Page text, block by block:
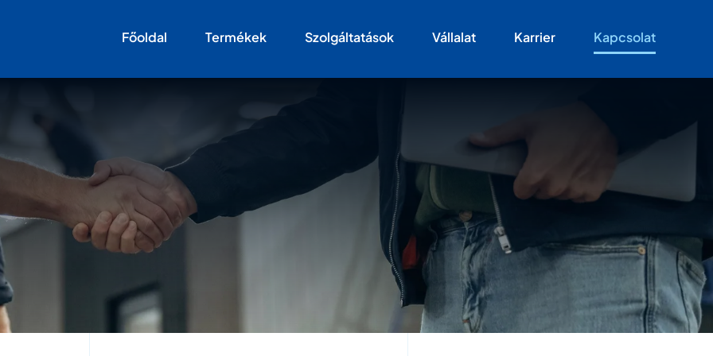
Főoldal Termékek Szolgáltatások Vállalat Karrier Kapcsolat